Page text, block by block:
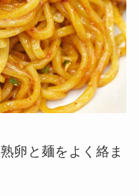
卵と麺をよく絡ま